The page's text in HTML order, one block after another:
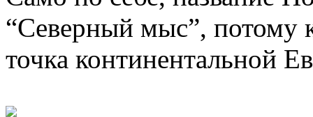
“Северный мыс”, потому
точка континентальной